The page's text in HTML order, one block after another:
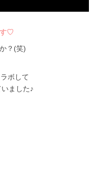
す♡
？(笑)
ボして
ました♪